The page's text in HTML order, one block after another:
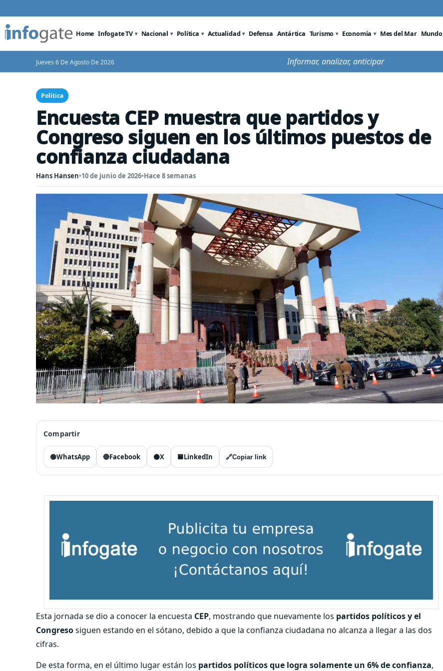
Home Infogate TV Nacional Política Actualidad Defensa Antártica Turismo Economía Mes del Mar Mundo
Jueves 6 De Agosto De 2026 Informar, analizar, anticipar
Política
Encuesta CEP muestra que partidos y
Congreso siguen en los últimos puestos de
confianza ciudadana
Hans Hansen•10 de junio de 2026•Hace 8 semanas
Compartir
🟢WhatsApp 🔵Facebook ⚫X 🟦LinkedIn 🔗Copiar link
Esta jornada se dio a conocer la encuesta CEP, mostrando que nuevamente los partidos políticos y el
Congresosiguen estando en el sótano, debido a que la confianza ciudadana no alcanza a llegar a las dos
cifras.
De esta forma, en el último lugar están los partidos políticos que logra solamente un 6% de confianza,